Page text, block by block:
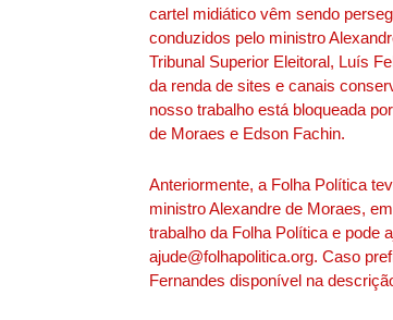
cartel midiático vêm sendo
conduzidos pelo ministro
Tribunal Superior Eleitoral, Luís
da renda de sites e canais
nosso trabalho está bloqueada
de Moraes e Edson Fachin.
Anteriormente, a Folha Política
ministro Alexandre de Moraes,
trabalho da Folha Política e pode
ajude@folhapolitica.org. Caso
Fernandes disponível na